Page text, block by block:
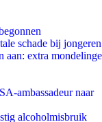
schade bij jongeren
aan: extra mondelinge
ambassadeur naar
alcoholmisbruik